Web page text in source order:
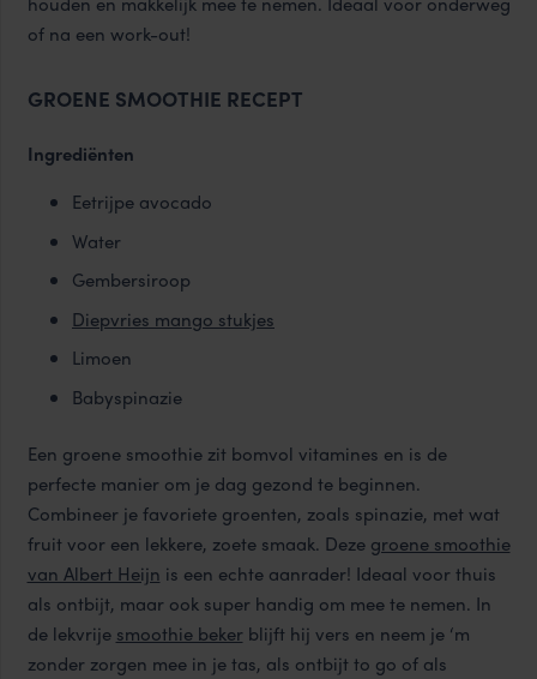
of na een work-out!
GROENE SMOOTHIE RECEPT
Ingrediënten
Eetrijpe avocado
Water
Gembersiroop
Diepvries mango stukjes
Limoen
Babyspinazie
Een groene smoothie zit bomvol vitamines en is de
perfecte manier om je dag gezond te beginnen.
Combineer je favoriete groenten, zoals spinazie, met wat
fruit voor een lekkere, zoete smaak. Deze groene smoothie
van Albert Heijn is een echte aanrader! Ideaal voor thuis
als ontbijt, maar ook super handig om mee te nemen. In
de lekvrije smoothie bekerblijft hij vers en neem je ‘m
zonder zorgen mee in je tas, als ontbijt to go of als